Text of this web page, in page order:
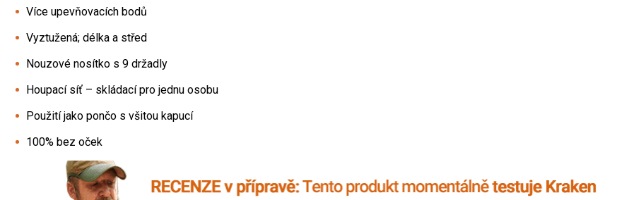
Více upevňovacích bodů
Vyztužená; délka a střed
Nouzové nosítko s 9 držadly
Houpací síť – skládací pro jednu osobu
Použití jako pončo s všitou kapucí
100% bez oček